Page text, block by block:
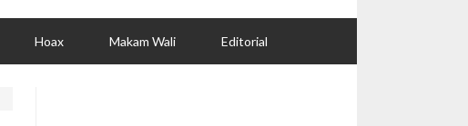
Hoax Makam Wali Editorial